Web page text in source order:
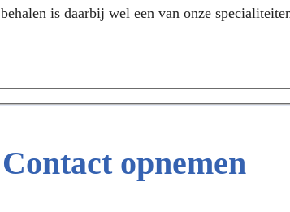
is daarbij wel een van onze
Contact opnemen